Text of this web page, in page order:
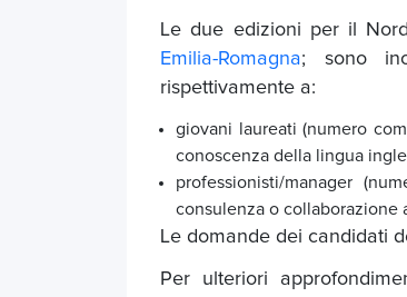
Le due edizioni per il
Emilia-Romagna; sono
rispettivamente a:
giovani laureati (numero
conoscenza della lingua
professionisti/manager
consulenza o collaborazione
Le domande dei candidati
Per ulteriori